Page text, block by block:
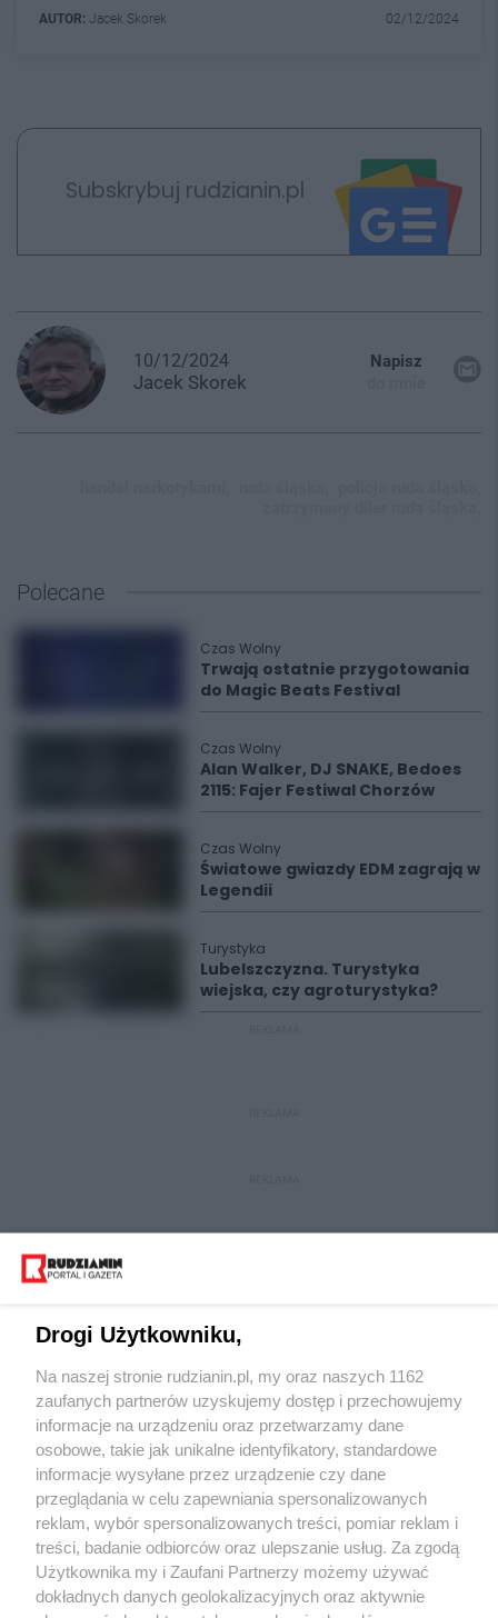
AUTOR: Jacek Skorek 02/12/2024
Subskrybuj rudzianin.pl
10/12/2024
Jacek Skorek
Napisz
Polecane
Czas Wolny
Trwają ostatnie przygotowania
do Magic Beats Festival
Czas Wolny
Alan Walker, DJ SNAKE, Bedoes
2115: Fajer Festiwal Chorzów
Czas Wolny
Światowe gwiazdy EDM zagrają w
Legendii
Turystyka
Lubelszczyzna. Turystyka
wiejska, czy agroturystyka?
Wydawca mediów lokalnych
Nie zapomnij
zapoznać się z:
polityką prywatności regulamin korzystania z portali
Twojemiasto
Piekary Śląskie
Skontakuj sięz nami
Kontakt
Drogi Użytkowniku,
Na naszej stronie rudzianin.pl, my oraz naszych 1162
zaufanych partnerów uzyskujemy dostęp i przechowujemy
informacje na urządzeniu oraz przetwarzamy dane
osobowe, takie jak unikalne identyfikatory, standardowe
informacje wysyłane przez urządzenie czy dane
przeglądania w celu zapewniania spersonalizowanych
reklam, wybór spersonalizowanych treści, pomiar reklam i
treści, badanie odbiorców oraz ulepszanie usług. Za zgodą
Użytkownika my i Zaufani Partnerzy możemy używać
dokładnych danych geolokalizacyjnych oraz aktywnie